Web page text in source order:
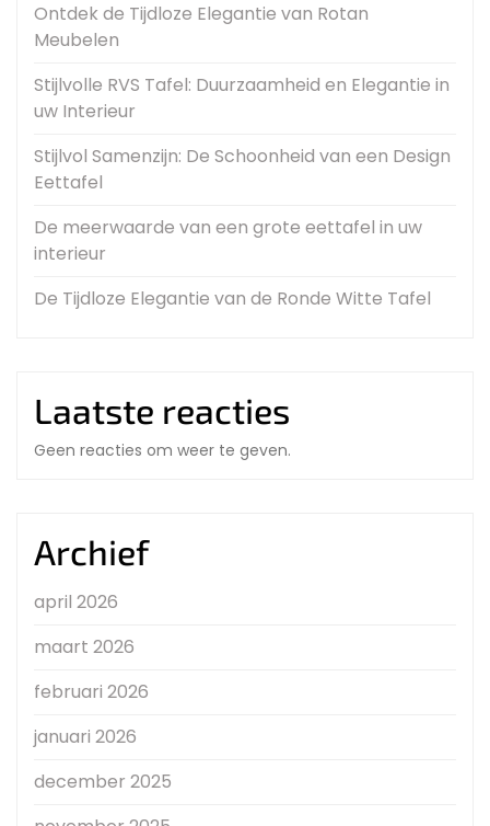
Ontdek de Tijdloze Elegantie van Rotan
Meubelen
Stijlvolle RVS Tafel: Duurzaamheid en Elegantie in
uw Interieur
Stijlvol Samenzijn: De Schoonheid van een Design
Eettafel
De meerwaarde van een grote eettafel in uw
interieur
De Tijdloze Elegantie van de Ronde Witte Tafel
Laatste reacties
Geen reacties om weer te geven.
Archief
april 2026
maart 2026
februari 2026
januari 2026
december 2025